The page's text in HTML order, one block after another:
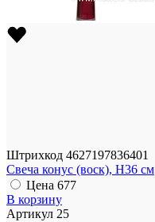
Штрихкод 4627197836401
Свеча конус (воск), H36 см
Цена 677
В корзину
Артикул 25